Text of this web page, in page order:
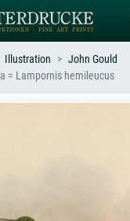
Illustration
John Gould
= Lampornis hemileucus